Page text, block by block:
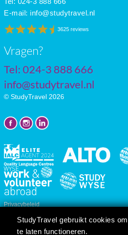
StudyTravel gebruikt cookies
te laten functioneren.
E-mail: info@studytravel.nl
3625 reviews
Vragen?
Tel: 024-3 888 666
info@studytravel.nl
© StudyTravel 2026
Privacybeleid
Reis/cursusvoorwaarden